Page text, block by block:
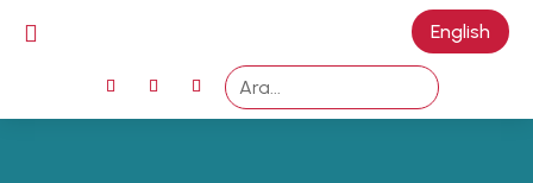
 English
ANA SAYFA